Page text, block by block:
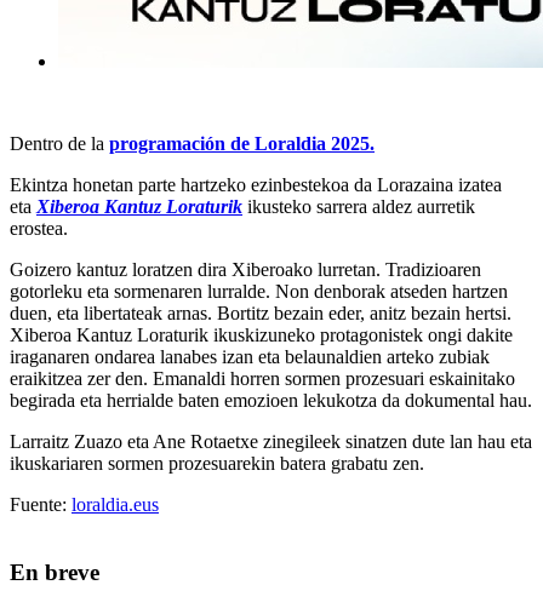
Dentro de la programación de Loraldia 2025.
Ekintza honetan parte hartzeko ezinbestekoa da Lorazaina izatea
eta Xiberoa Kantuz Loraturik ikusteko sarrera aldez aurretik
erostea.
Goizero kantuz loratzen dira Xiberoako lurretan. Tradizioaren
gotorleku eta sormenaren lurralde. Non denborak atseden hartzen
duen, eta libertateak arnas. Bortitz bezain eder, anitz bezain hertsi.
Xiberoa Kantuz Loraturik ikuskizuneko protagonistek ongi dakite
iraganaren ondarea lanabes izan eta belaunaldien arteko zubiak
eraikitzea zer den. Emanaldi horren sormen prozesuari eskainitako
begirada eta herrialde baten emozioen lekukotza da dokumental hau.
Larraitz Zuazo eta Ane Rotaetxe zinegileek sinatzen dute lan hau eta
ikuskariaren sormen prozesuarekin batera grabatu zen.
Fuente: loraldia.eus
En breve